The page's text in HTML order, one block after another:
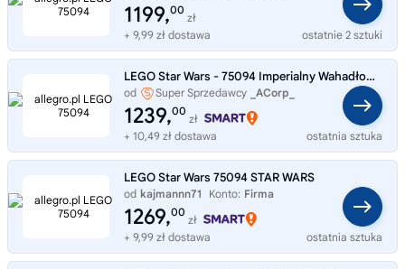
1199,00
zł
+ 9,99 zł dostawa
ostatnie 2 sztuki
LEGO Star Wars - 75094 Imperialny Wahadłowiec Tydirium - Nowe
od Super Sprzedawcy _ACorp_
1239,00
zł
+ 10,49 zł dostawa
ostatnia sztuka
LEGO Star Wars 75094 STAR WARS
od kajmannn71 Konto: Firma
1269,00
zł
+ 9,99 zł dostawa
ostatnia sztuka